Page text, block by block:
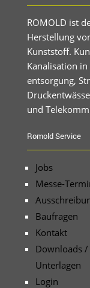
ROMOLD ist
Herstellung
Kunststoff.
Kanalisation
entsorgung,
und
Romold Service
Jobs
Messe-
Baufragen
Kontakt
Downloads /
Unterlagen
Login